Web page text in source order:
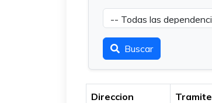
Buscar
Direccion Tramite